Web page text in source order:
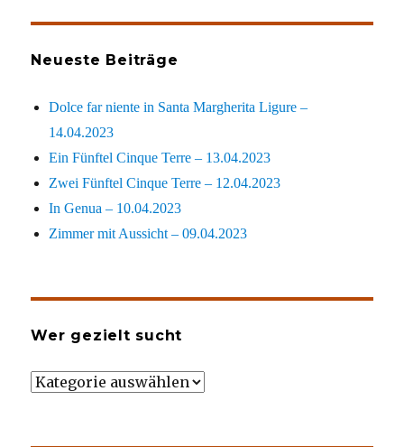
Neueste Beiträge
Dolce far niente in Santa Margherita Ligure –
14.04.2023
Ein Fünftel Cinque Terre – 13.04.2023
Zwei Fünftel Cinque Terre – 12.04.2023
In Genua – 10.04.2023
Zimmer mit Aussicht – 09.04.2023
Wer gezielt sucht
Wer